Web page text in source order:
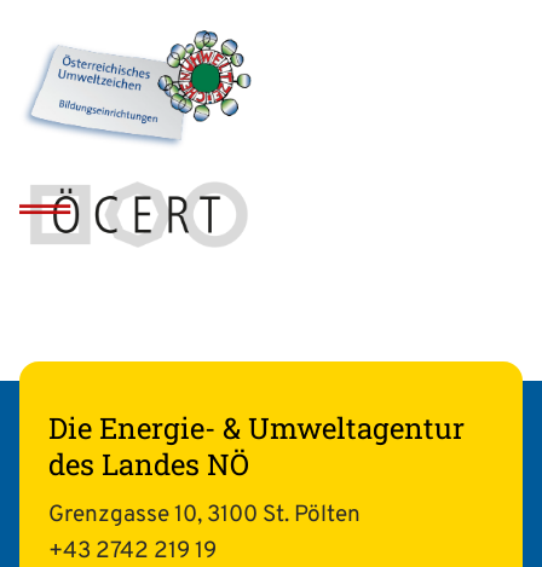
Die Energie- & Umweltagentur
des Landes NÖ
Grenzgasse 10, 3100 St. Pölten
+43 2742 219 19